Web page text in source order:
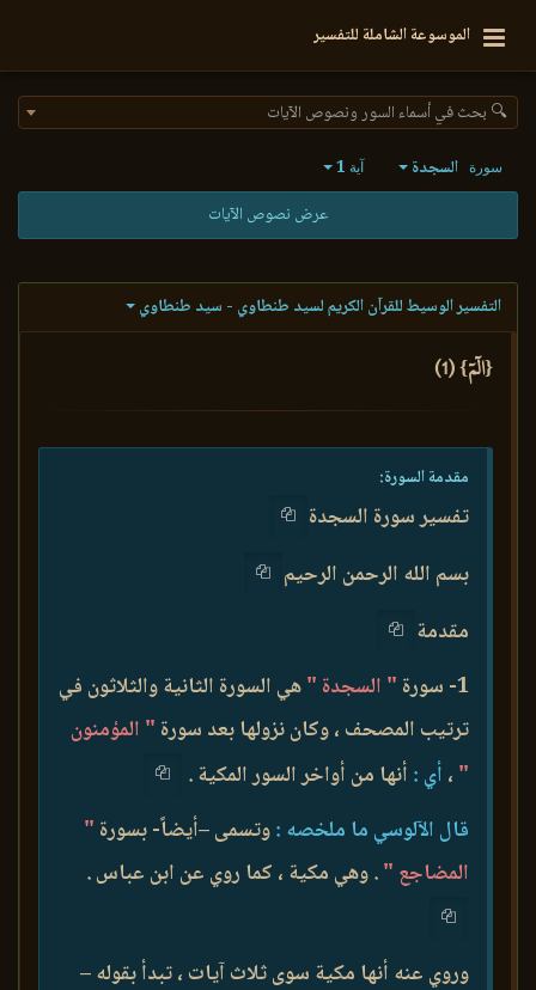
الموسوعة الشاملة للتفسير
🔍 بحث في أسماء السور ونصوص الآيات
سورة السجدة آية 1
عرض نصوص الآيات
التفسير الوسيط للقرآن الكريم لسيد طنطاوي - سيد طنطاوي
{الٓمٓ} (1)
مقدمة السورة:
تفسير سورة السجدة
بسم الله الرحمن الرحيم
مقدمة
1- سورة
" السجدة "هي السورة الثانية والثلاثون في
ترتيب المصحف ، وكان نزولها بعد سورة " المؤمنون
" ، أي : أنها من أواخر السور المكية .
قال الآلوسي ما ملخصه :وتسمى –أيضاً- بسورة "
المضاجع ". وهي مكية ، كما روي عن ابن عباس .
وروي عنه أنها مكية سوى ثلاث آيات ، تبدأ بقوله –